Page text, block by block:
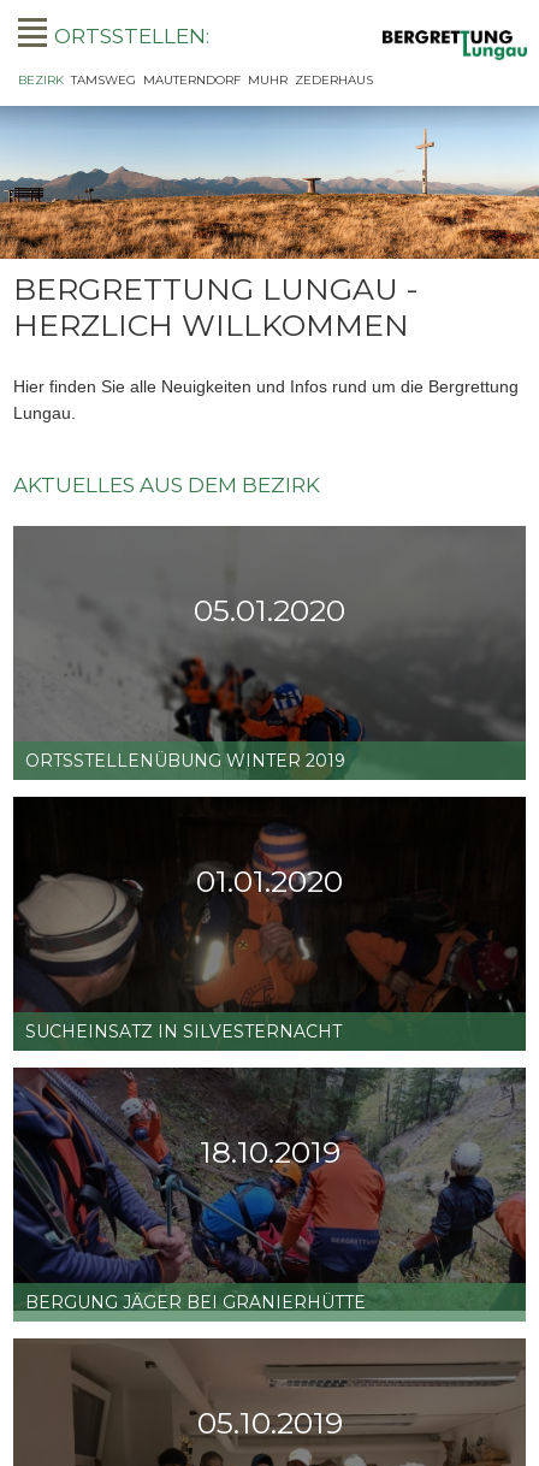
ORTSSTELLEN:
NAVIGATION
BEZIRK TAMSWEG MAUTERNDORF MUHR ZEDERHAUS
BERGRETTUNG LUNGAU -
HERZLICH WILLKOMMEN
Hier finden Sie alle Neuigkeiten und Infos rund um die Bergrettung
Lungau.
AKTUELLES AUS DEM BEZIRK
05.01.2020
ORTSSTELLENÜBUNG WINTER 2019
Weiterlesen …Ortsstellenübung
Winter
01.01.2020
SUCHEINSATZ IN SILVESTERNACHT
Weiterlesen …Sucheinsatz
in
Silvesternacht
18.10.2019
BERGUNG JÄGER BEI GRANIERHÜTTE
Weiterlesen …Bergung
Jäger
Granierhütte05.10.2019